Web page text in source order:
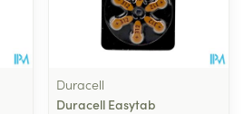
Duracell
Duracell Easytab